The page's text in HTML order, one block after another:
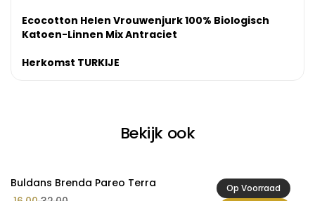
Ecocotton Helen Vrouwenjurk 100% Biologisch
Katoen-Linnen Mix Antraciet
Herkomst TURKIJE
Bekijk ook
Op Voorraad
Buldans Brenda Pareo Terra